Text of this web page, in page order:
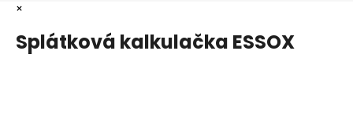
×
Splátková kalkulačka ESSOX